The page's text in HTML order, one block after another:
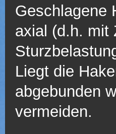
Geschlagene
axial (d.h. mit
Liegt die
abgebunden
vermeiden.